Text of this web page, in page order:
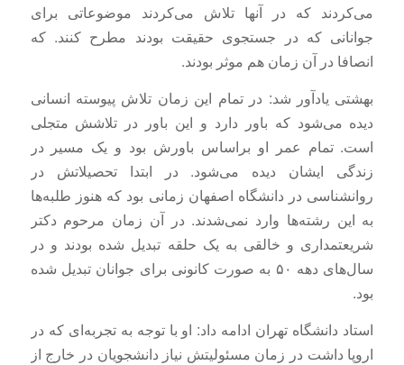
می‌کردند که در آنها تلاش می‌کردند موضوعاتی برای
جوانانی که در جستجوی حقیقت بودند مطرح کنند. که
انصافا در آن زمان هم موثر بودند.
بهشتی یادآور شد: در تمام این زمان تلاش پیوسته انسانی
دیده می‌شود که باور دارد و این باور در تلاشش متجلی
است. تمام عمر او براساس باورش بود و یک مسیر در
زندگی ایشان دیده می‌شود. در ابتدا تحصیلاتش در
روانشناسی در دانشگاه اصفهان زمانی بود که هنوز طلبه‌ها
به این رشته‌ها وارد نمی‌شدند. در آن زمان مرحوم دکتر
شریعتمداری و خالقی به یک حلقه تبدیل شده بودند و در
سال‌های دهه ۵۰ به صورت کانونی برای جوانان تبدیل شده
بود.
استاد دانشگاه تهران ادامه داد: او با توجه به تجربه‌ای که در
اروپا داشت در زمان مسئولیتش نیاز دانشجویان در خارج از